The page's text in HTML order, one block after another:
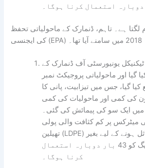
دوبارہ استعمال کرنا ہوگا۔
لگتا ہے۔ تاہم، ڈنمارک کے ماحولیاتی تحفظ
یونیورسٹی آف ڈنمارک کے
گیا اور ماحولیاتی پروجیکٹ نمبر
کیا گیا، جس میں تیزابیت، پانی کا
کی کمی اور ماحولیات کی کمی
میں ایک سو کی پیمائش کی گئی۔
میٹرکس پر کم کثافت والی پولی
تھیلین (LDPE) پلاسٹک بیگ سے مماثل ہونے کے لیے بغیر
کسی کاغذ کے بیگ کو 43 بار دوبارہ استعمال
کرنا ہوگا۔